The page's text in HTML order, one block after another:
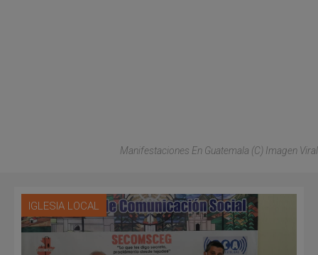
Manifestaciones En Guatemala (C) Imagen Viral
IGLESIA LOCAL